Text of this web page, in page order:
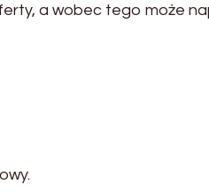
a wobec tego może